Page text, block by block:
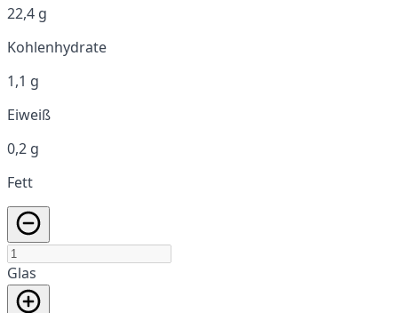
22,4 g
Kohlenhydrate
1,1 g
Eiweiß
0,2 g
Fett
Glas